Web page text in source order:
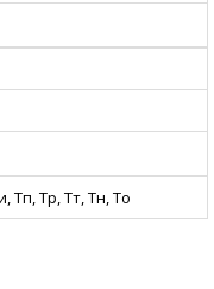
Тп, Тр, Тт, Тн, То